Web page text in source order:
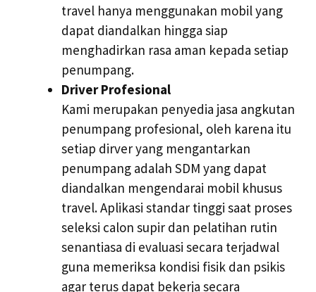
travel hanya menggunakan mobil yang
dapat diandalkan hingga siap
menghadirkan rasa aman kepada setiap
penumpang.
Driver Profesional
Kami merupakan penyedia jasa angkutan
penumpang profesional, oleh karena itu
setiap dirver yang mengantarkan
penumpang adalah SDM yang dapat
diandalkan mengendarai mobil khusus
travel. Aplikasi standar tinggi saat proses
seleksi calon supir dan pelatihan rutin
senantiasa di evaluasi secara terjadwal
guna memeriksa kondisi fisik dan psikis
agar terus dapat bekerja secara